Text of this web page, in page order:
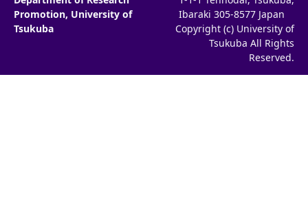
Promotion, University of
Tsukuba
Ibaraki 305-8577 Japan
Copyright (c) University of
Tsukuba All Rights
Reserved.